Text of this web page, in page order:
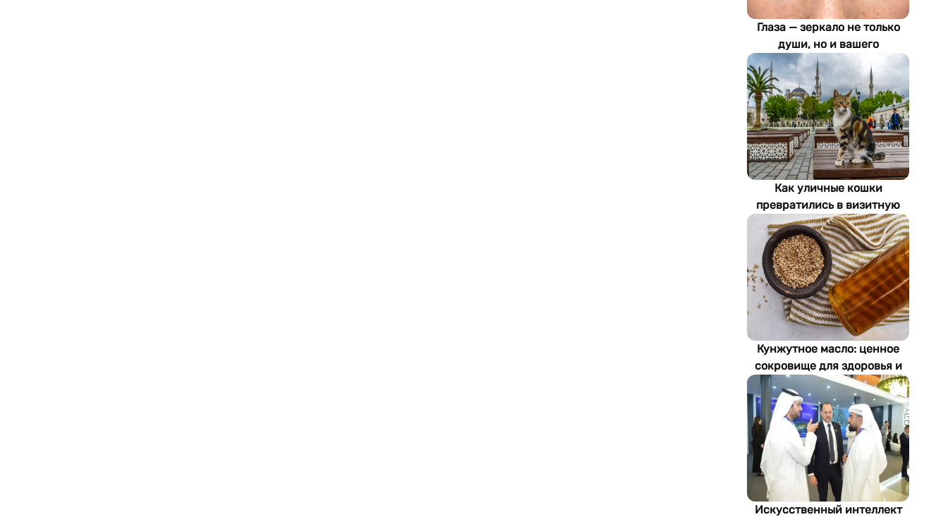
Глаза — зеркало не только
души, но и вашего
здоровья: как ИИ находит
болезни по фотографии
Как уличные кошки
превратились в визитную
карточку Стамбула
Кунжутное масло: ценное
сокровище для здоровья и
экономики Туркменистана
Искусственный интеллект